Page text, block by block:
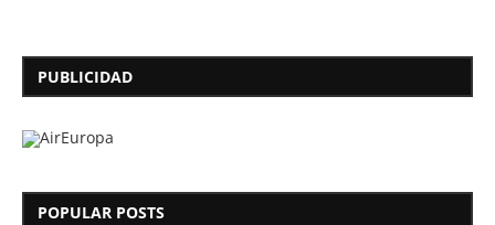
PUBLICIDAD
POPULAR POSTS